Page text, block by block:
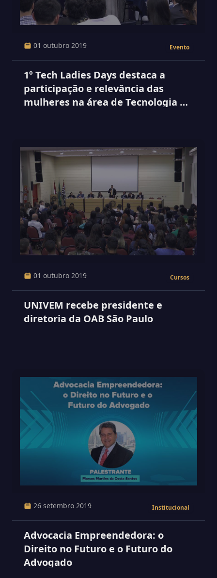
01 outubro 2019 Evento
1º Tech Ladies Days destaca a
participação e relevância das
mulheres na área de Tecnologia da
01 outubro 2019 Cursos
UNIVEM recebe presidente e
diretoria da OAB São Paulo
26 setembro 2019 Institucional
Advocacia Empreendedora: o
Direito no Futuro e o Futuro do
Advogado